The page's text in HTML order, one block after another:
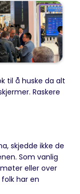
til å huske da alt
Raskere
skjedde ikke de
Som vanlig
eller over
har en